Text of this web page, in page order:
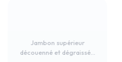
Jambon supérieur
découenné et dégraissé...